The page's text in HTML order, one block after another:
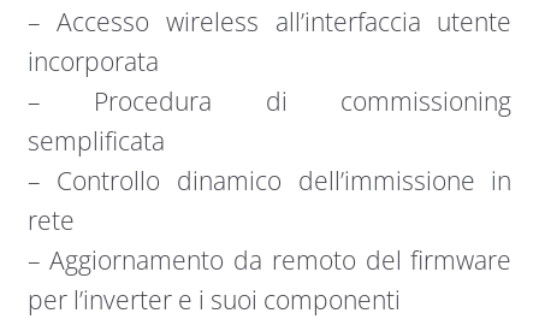
– Accesso wireless all’interfaccia utente
incorporata
– Procedura di commissioning
semplificata
– Controllo dinamico dell’immissione in
rete
– Aggiornamento da remoto del firmware
per l’inverter e i suoi componenti